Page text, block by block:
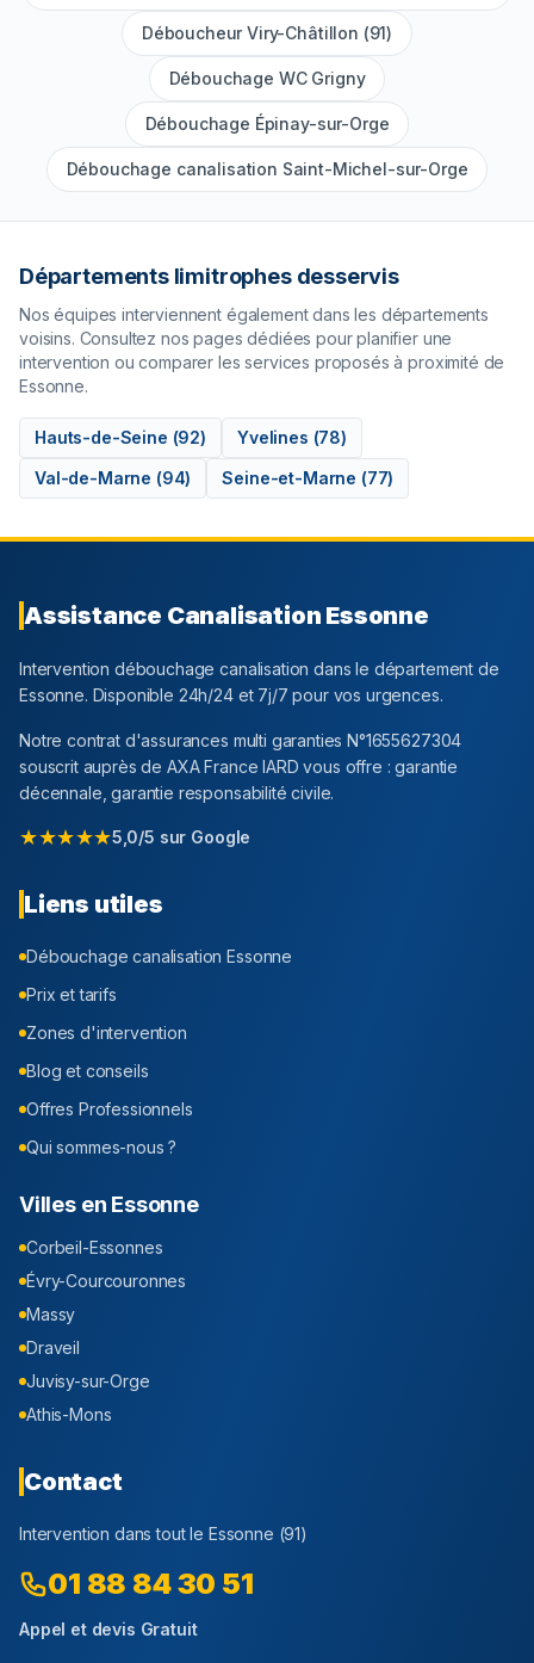
Déboucheur Viry-Châtillon (91)
Débouchage WC Grigny
Débouchage Épinay-sur-Orge
Débouchage canalisation Saint-Michel-sur-Orge
Départements limitrophes desservis
Nos équipes interviennent également dans les départements
voisins. Consultez nos pages dédiées pour planifier une
intervention ou comparer les services proposés à proximité de
Essonne.
Hauts-de-Seine (92) Yvelines (78)
Val-de-Marne (94) Seine-et-Marne (77)
Assistance Canalisation Essonne
Intervention débouchage canalisation dans le département de
Essonne. Disponible 24h/24 et 7j/7 pour vos urgences.
Notre contrat d'assurances multi garanties N°1655627304
souscrit auprès de AXA France IARD vous offre : garantie
décennale, garantie responsabilité civile.
★★★★★5,0/5 sur Google
Liens utiles
Débouchage canalisationEssonne
Prix et tarifs
Zones d'intervention
Blog et conseils
Offres Professionnels
Qui sommes-nous ?
Villes en Essonne
Corbeil-Essonnes
Évry-Courcouronnes
Massy
Draveil
Juvisy-sur-Orge
Athis-Mons
Contact
Intervention dans tout le Essonne (91)
01 88 84 30 51
Appel et devis Gratuit